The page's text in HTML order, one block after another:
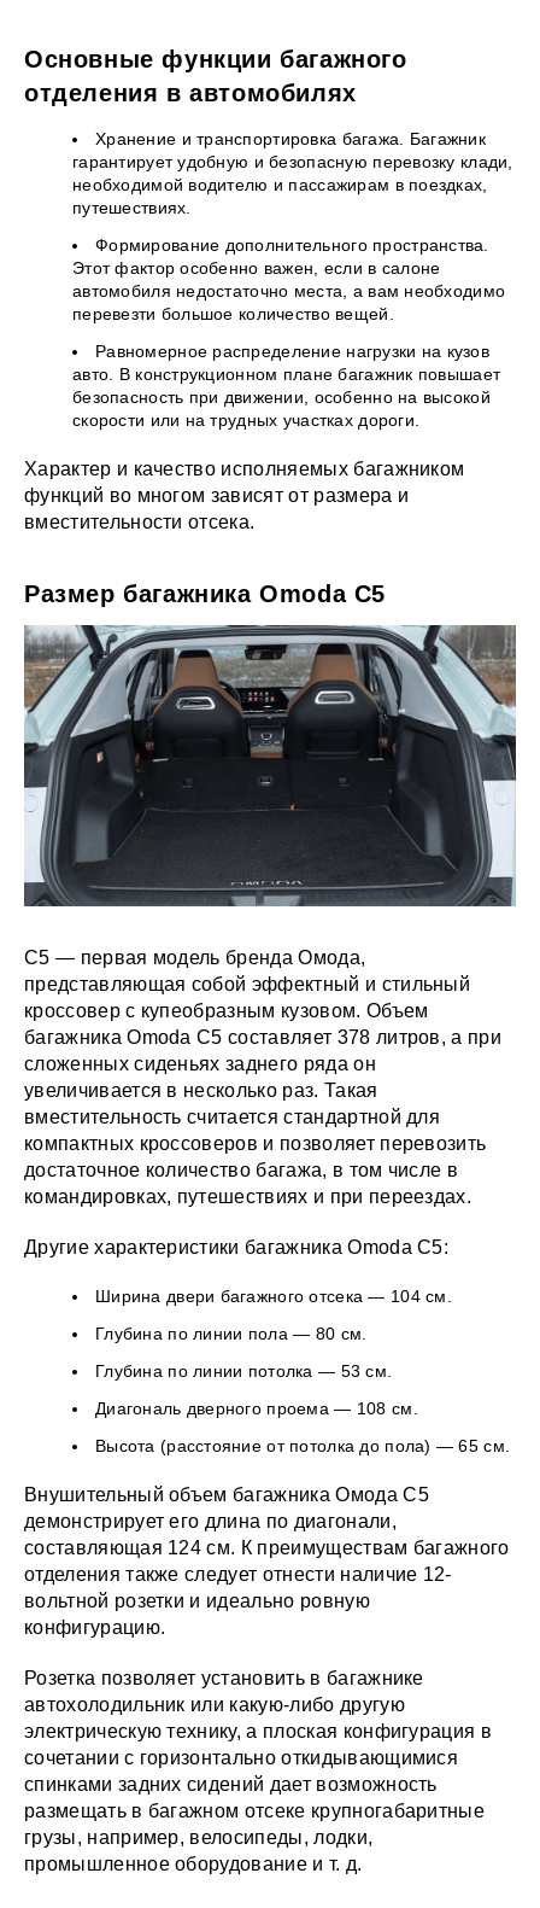
Основные функции багажного
отделения в автомобилях
Хранение и транспортировка багажа. Багажник
гарантирует удобную и безопасную перевозку клади,
необходимой водителю и пассажирам в поездках,
путешествиях.
Формирование дополнительного пространства.
Этот фактор особенно важен, если в салоне
автомобиля недостаточно места, а вам необходимо
перевезти большое количество вещей.
Равномерное распределение нагрузки на кузов
авто. В конструкционном плане багажник повышает
безопасность при движении, особенно на высокой
скорости или на трудных участках дороги.
Характер и качество исполняемых багажником
функций во многом зависят от размера и
вместительности отсека.
Размер багажника Omoda C5
C5 — первая модель бренда Омода,
представляющая собой эффектный и стильный
кроссовер с купеобразным кузовом. Объем
багажника Omoda C5 составляет 378 литров, а при
сложенных сиденьях заднего ряда он
увеличивается в несколько раз. Такая
вместительность считается стандартной для
компактных кроссоверов и позволяет перевозить
достаточное количество багажа, в том числе в
командировках, путешествиях и при переездах.
Другие характеристики багажника Omoda C5:
Ширина двери багажного отсека — 104 см.
Глубина по линии пола — 80 см.
Глубина по линии потолка — 53 см.
Диагональ дверного проема — 108 см.
Высота (расстояние от потолка до пола) — 65 см.
Внушительный объем багажника Омода C5
демонстрирует его длина по диагонали,
составляющая 124 см. К преимуществам багажного
отделения также следует отнести наличие 12-
вольтной розетки и идеально ровную
конфигурацию.
Розетка позволяет установить в багажнике
автохолодильник или какую-либо другую
электрическую технику, а плоская конфигурация в
сочетании с горизонтально откидывающимися
спинками задних сидений дает возможность
размещать в багажном отсеке крупногабаритные
грузы, например, велосипеды, лодки,
промышленное оборудование и т. д.